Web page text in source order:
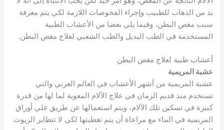
بد من الذهاب للطبيب وإجراء الفحوصات اللازمة لكي يتم معرفة
سبب مغص البطن، وفيما يلي بعضا من الأعشاب الطبية
المستخدمة في الطب البديل والطب الشعبي لعلاج مغص البطن.
أعشاب طبية لعلاج مغص البطن
عشبة المريمية
عشبة المريمية من أشهر الأعشاب في العالم العربي والتي
تستخدم منذ قديم الزمان في علاج الآلام المعوية لما لها من قدرة
كبيرة في تسكين تلك الآلام، ويتم استعمالها عن طريق غلي أوراق
المريمية في الماء مع مراعاة أن يتم تغطيتها لكي لا تتطاير الزيوت